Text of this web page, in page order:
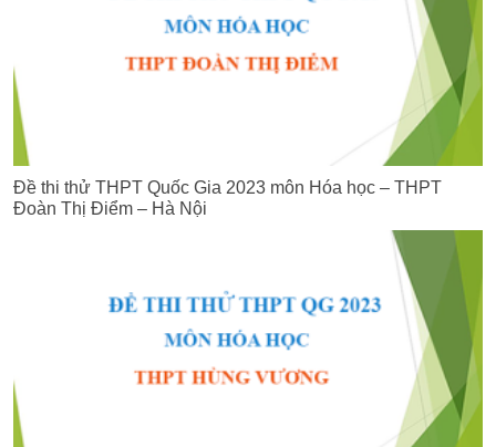
Đề thi thử THPT Quốc Gia 2023 môn Hóa học – THPT
Đoàn Thị Điểm – Hà Nội